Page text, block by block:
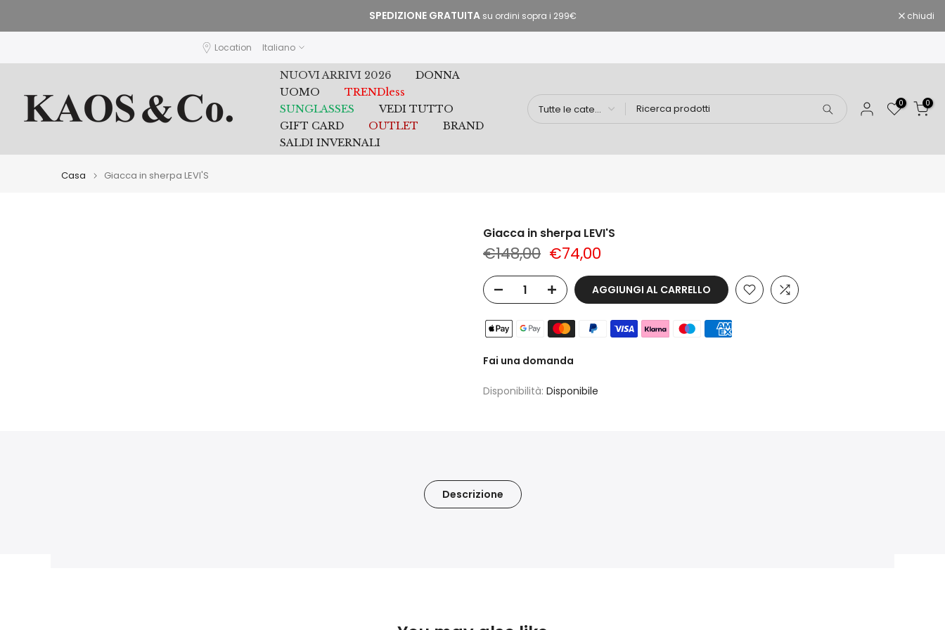
al
SPEDIZIONE GRATUITA su ordini sopra i 299€ chiudi
Location Italiano
NUOVI ARRIVI 2026
DONNA
UOMO
TRENDless
SUNGLASSES
VEDI TUTTO
GIFT CARD
OUTLET
BRAND
SALDI INVERNALI
0 0
Casa Giacca in sherpa LEVI'S
Giacca in sherpa LEVI'S
€148,00 €74,00
AGGIUNGI AL CARRELLO
Fai una domanda
Disponibilità: Disponibile
Descrizione